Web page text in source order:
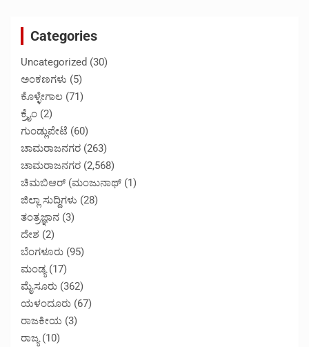
Categories
Uncategorized (30)
ಅಂಕಣಗಳು (5)
ಕೊಳ್ಳೇಗಾಲ (71)
ಕ್ರೈಂ (2)
ಗುಂಡ್ಲುಪೇಟೆ (60)
ಚಾಮರಾಜನಗರ (263)
ಚಾಮರಾಜನಗರ (2,568)
ಚಿಮಬಿಆರ್ (ಮಂಜುನಾಥ್ (1)
ಜಿಲ್ಲಾ ಸುದ್ದಿಗಳು (28)
ತಂತ್ರಜ್ಞಾನ (3)
ದೇಶ (2)
ಬೆಂಗಳೂರು (95)
ಮಂಡ್ಯ(17)
ಮೈಸೂರು (362)
ಯಳಂದೂರು (67)
ರಾಜಕೀಯ (3)
ರಾಜ್ಯ(10)